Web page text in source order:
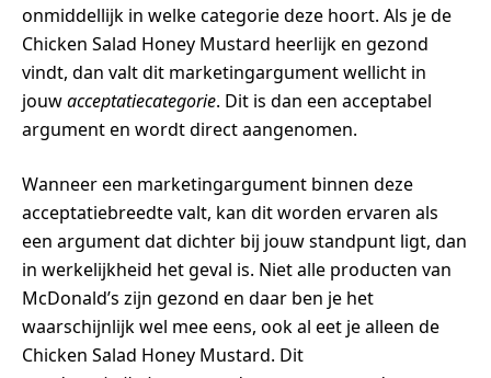
onmiddellijk in welke categorie deze hoort. Als je de
Chicken Salad Honey Mustard heerlijk en gezond
vindt, dan valt dit marketingargument wellicht in
jouwacceptatiecategorie. Dit is dan een acceptabel
argument en wordt direct aangenomen.
Wanneer een marketingargument binnen deze
acceptatiebreedte valt, kan dit worden ervaren als
een argument dat dichter bij jouw standpunt ligt, dan
in werkelijkheid het geval is. Niet alle producten van
McDonald’s zijn gezond en daar ben je het
waarschijnlijk wel mee eens, ook al eet je alleen de
Chicken Salad Honey Mustard. Dit